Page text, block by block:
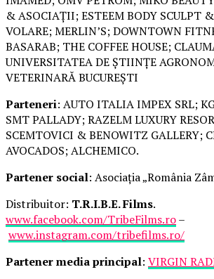
& ASOCIAȚII; ESTEEM BODY SCULPT
VOLARE; MERLIN’S; DOWNTOWN
BASARAB; THE COFFEE HOUSE;
UNIVERSITATEA DE ȘTIINȚE
VETERINARĂ BUCUREȘTI
Parteneri: AUTO ITALIA IMPEX SRL;
SMT PALLADY; RAZELM LUXURY
SCEMTOVICI & BENOWITZ GALLERY;
AVOCADOS; ALCHEMICO.
Partener social: Asociația „România
Distribuitor: T.R.I.B.E. Films.
www.facebook.com/TribeFilms.ro–
www.instagram.com/tribefilms.ro/
Partener media principal: VIRGIN